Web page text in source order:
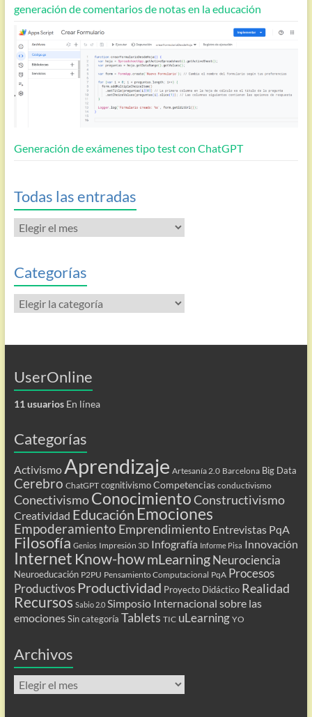
generación de comentarios de notas en la educación
Generación de exámenes tipo test con ChatGPT
Todas las entradas
Todas
las
Categorías
Categorías
UserOnline
11 usuariosEn línea
Categorías
Activismo Aprendizaje Artesanía 2.0 Barcelona Big Data
Cerebro ChatGPT cognitivismo Competencias conductivismo
ConectivismoConocimientoConstructivismo
Creatividad Educación Emociones
Empoderamiento Emprendimiento Entrevistas PqA
Filosofía Genios Impresión 3D Infografía Informe Pisa Innovación
Internet Know-howmLearning Neurociencia
Neuroeducación P2PU Pensamiento Computacional PqA Procesos
Productivos Productividad Proyecto Didáctico Realidad
Recursos Sabio 2.0 Simposio Internacional sobre las
emociones Sin categoría Tablets TIC uLearning YO
Archivos
Archivos